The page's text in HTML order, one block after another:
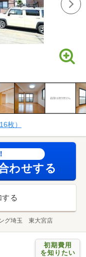
枚）
わせする
る
ング埼玉 東大宮店
初期費用
を知りたい